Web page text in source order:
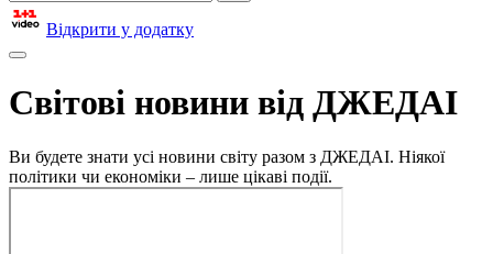
Відкрити у додатку
Світові новини від ДЖЕДАІ
Ви будете знати усі новини світу разом з ДЖЕДАІ. Ніякої
політики чи економіки – лише цікаві події.